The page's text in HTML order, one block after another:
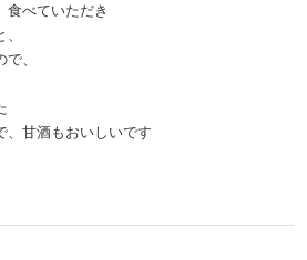
食べていただき
、
、甘酒もおいしいです